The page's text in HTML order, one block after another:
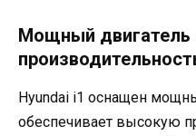
Мощный двигатель
Hyundai i1 оснащен
обеспечивает высокую